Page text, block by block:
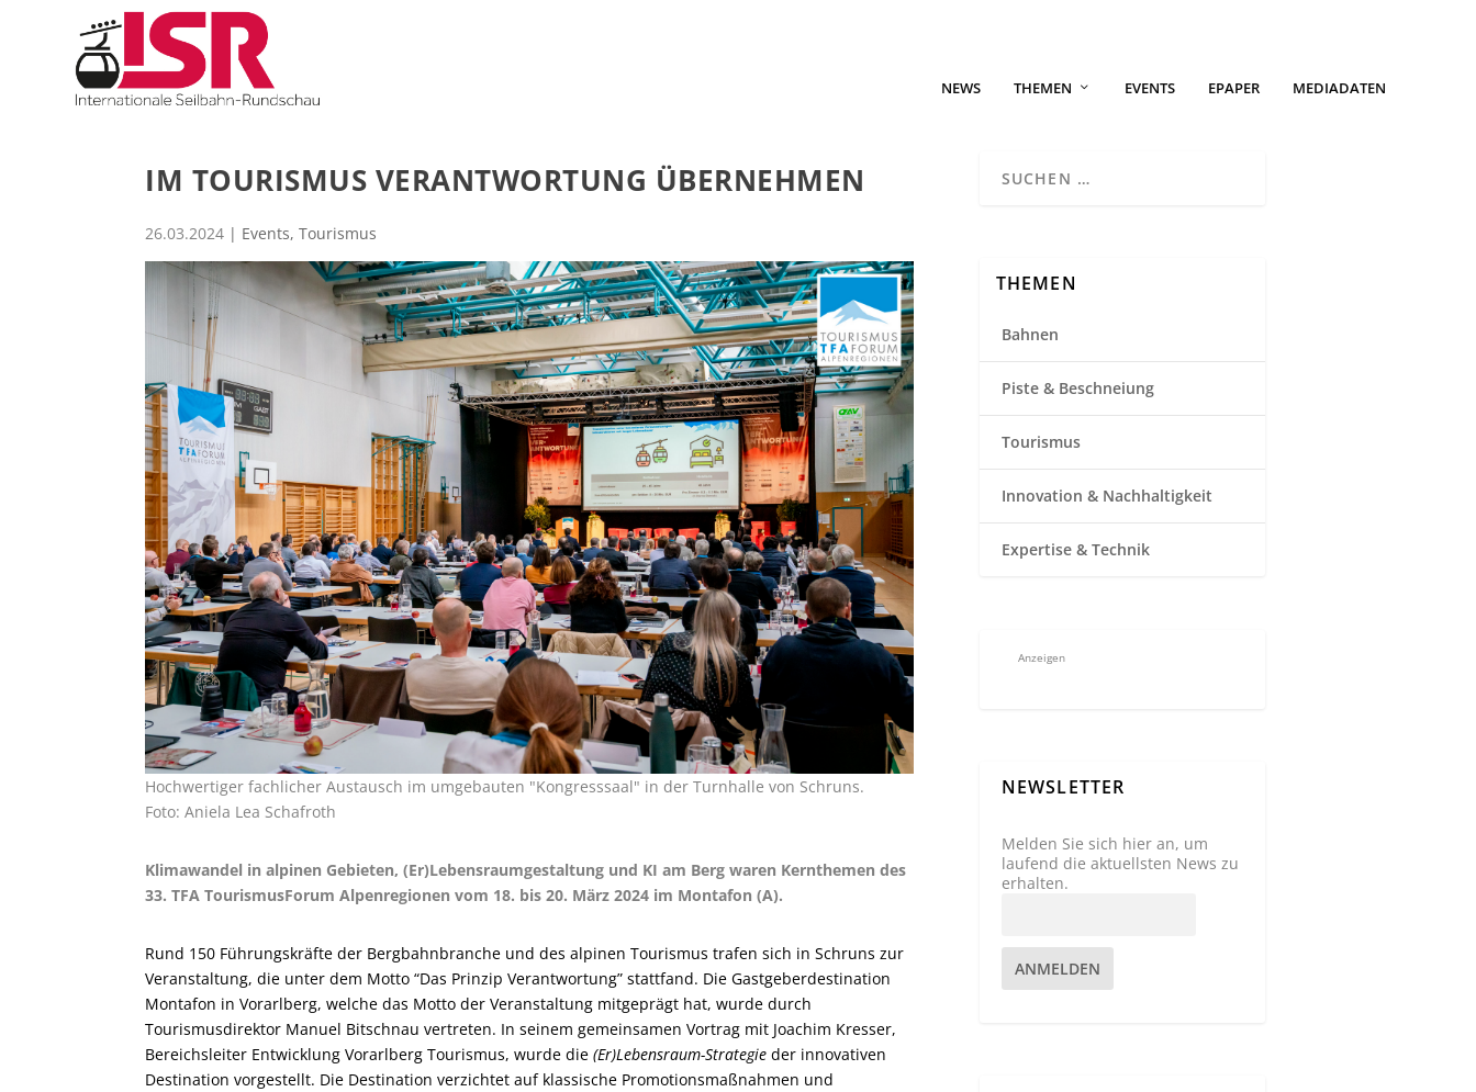
NEWS THEMEN EVENTS EPAPER MEDIADATEN
IM TOURISMUS VERANTWORTUNG ÜBERNEHMEN
26.03.2024 | Events, Tourismus
Hochwertiger fachlicher Austausch im umgebauten "Kongresssaal" in der Turnhalle von Schruns.
Foto: Aniela Lea Schafroth
Klimawandel in alpinen Gebieten, (Er)Lebensraumgestaltung und KI am Berg waren Kernthemen des
33. TFA TourismusForum Alpenregionen vom 18. bis 20. März 2024 im Montafon (A).
Rund 150 Führungskräfte der Bergbahnbranche und des alpinen Tourismus trafen sich in Schruns zur
Veranstaltung, die unter dem Motto “Das Prinzip Verantwortung” stattfand. Die Gastgeberdestination
Montafon in Vorarlberg, welche das Motto der Veranstaltung mitgeprägt hat, wurde durch
Tourismusdirektor Manuel Bitschnau vertreten. In seinem gemeinsamen Vortrag mit Joachim Kresser,
Bereichsleiter Entwicklung Vorarlberg Tourismus, wurde die (Er)Lebensraum-Strategie der innovativen
Destination vorgestellt. Die Destination verzichtet auf klassische Promotionsmaßnahmen und
THEMEN
Bahnen
Piste & Beschneiung
Tourismus
Innovation & Nachhaltigkeit
Expertise & Technik
Anzeigen
NEWSLETTER
Melden Sie sich hier an, um
laufend die aktuellsten News zu
erhalten.
ANMELDEN